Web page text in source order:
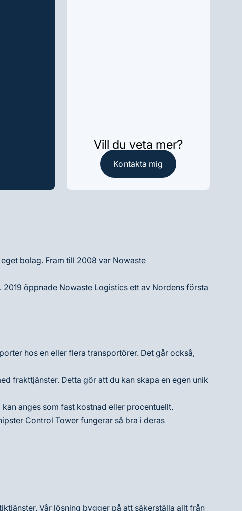
Vill du veta mer?
Kontakta mig
bolag. Fram till 2008 var Nowaste
öppnade Nowaste Logistics ett av Nordens första
hos en eller flera transportörer. Det går också,
frakttjänster. Detta gör att du kan skapa en egen unik
anges som fast kostnad eller procentuellt.
Control Tower fungerar så bra i deras
Vår lösning bygger på att säkerställa allt från